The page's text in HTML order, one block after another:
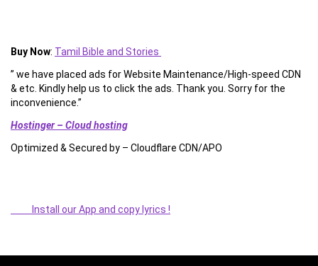
Buy Now: Tamil Bible and Stories
” we have placed ads for Website Maintenance/High-speed CDN
& etc. Kindly help us to click the ads. Thank you. Sorry for the
inconvenience.”
Hostinger – Cloud hosting
Optimized & Secured by – Cloudflare CDN/APO
Install our App and copy lyrics !